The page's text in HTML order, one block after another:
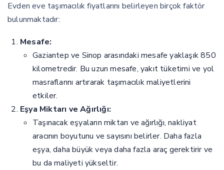
Evden eve taşımacılık fiyatlarını belirleyen birçok faktör
bulunmaktadır:
Mesafe:
Gaziantep ve Sinop arasındaki mesafe yaklaşık 850
kilometredir. Bu uzun mesafe, yakıt tüketimi ve yol
masraflarını artırarak taşımacılık maliyetlerini
etkiler.
Eşya Miktarı ve Ağırlığı:
Taşınacak eşyaların miktarı ve ağırlığı, nakliyat
aracının boyutunu ve sayısını belirler. Daha fazla
eşya, daha büyük veya daha fazla araç gerektirir ve
bu da maliyeti yükseltir.